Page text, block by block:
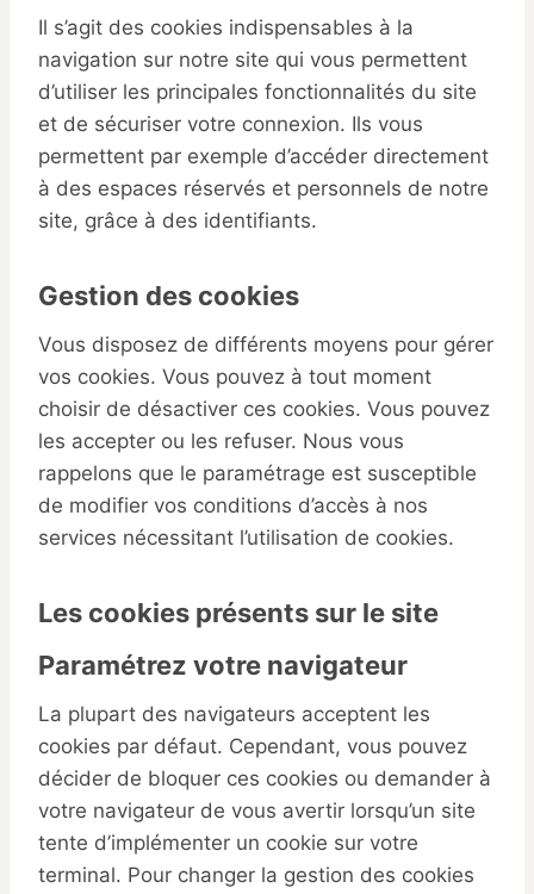
Il s’agit des cookies indispensables à la
navigation sur notre site qui vous permettent
d’utiliser les principales fonctionnalités du site
et de sécuriser votre connexion. Ils vous
permettent par exemple d’accéder directement
à des espaces réservés et personnels de notre
site, grâce à des identifiants.
Gestion des cookies
Vous disposez de différents moyens pour gérer
vos cookies. Vous pouvez à tout moment
choisir de désactiver ces cookies. Vous pouvez
les accepter ou les refuser. Nous vous
rappelons que le paramétrage est susceptible
de modifier vos conditions d’accès à nos
services nécessitant l’utilisation de cookies.
Les cookies présents sur le site
Paramétrez votre navigateur
La plupart des navigateurs acceptent les
cookies par défaut. Cependant, vous pouvez
décider de bloquer ces cookies ou demander à
votre navigateur de vous avertir lorsqu’un site
tente d’implémenter un cookie sur votre
terminal. Pour changer la gestion des cookies